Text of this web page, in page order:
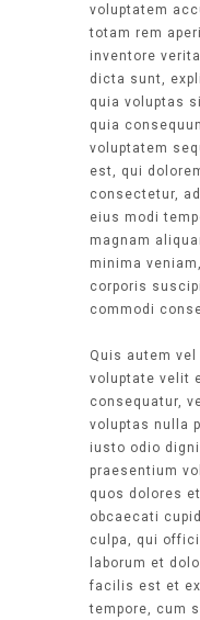
voluptatem
totam rem
inventore
dicta sunt,
quia voluptas
quia
voluptatem
est, qui
consectetur,
eius modi
magnam
minima
corporis
commodi
Quis autem
voluptate velit
consequatur,
voluptas nulla
iusto odio
praesentium
quos dolores
obcaecati
culpa, qui
laborum et
facilis est et
tempore, cum